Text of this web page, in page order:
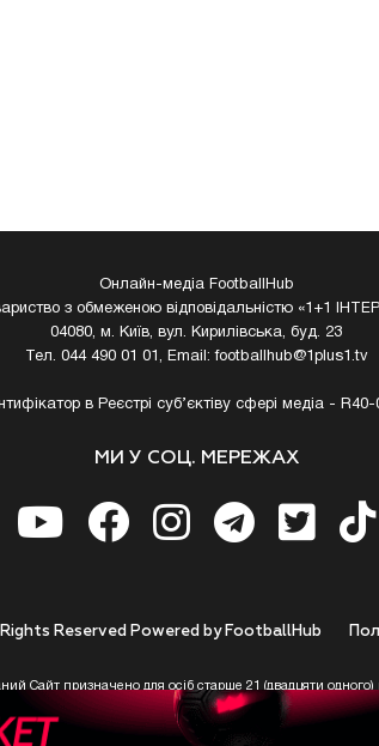
Онлайн-медіа FootballHub
з обмеженою відповідальністю «1+1
04080, м. Київ, вул. Кирилівська, буд. 23
Тел. 044 490 01 01, Email:footballhub@1plus1.tv
в Реєстрі суб’єктіву сфері медіа - R40-
МИ У СОЦ. МЕРЕЖАХ
Reserved Powered by FootballHub
Сайт призначено для осіб старше 21 (двадцяти одного)
https://footballhub.ua, Користувач цим підтверджує,
не досягли 21-річного віку - не розпочинайте або